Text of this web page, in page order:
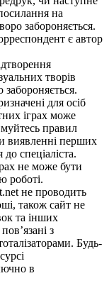
на
забороняється.
є автор
творів
для осіб
іграх може
правил
виявленні перших
спеціаліста.
не може бути
роботі.
не проводить
також сайт не
та інших
з
Будь-
в